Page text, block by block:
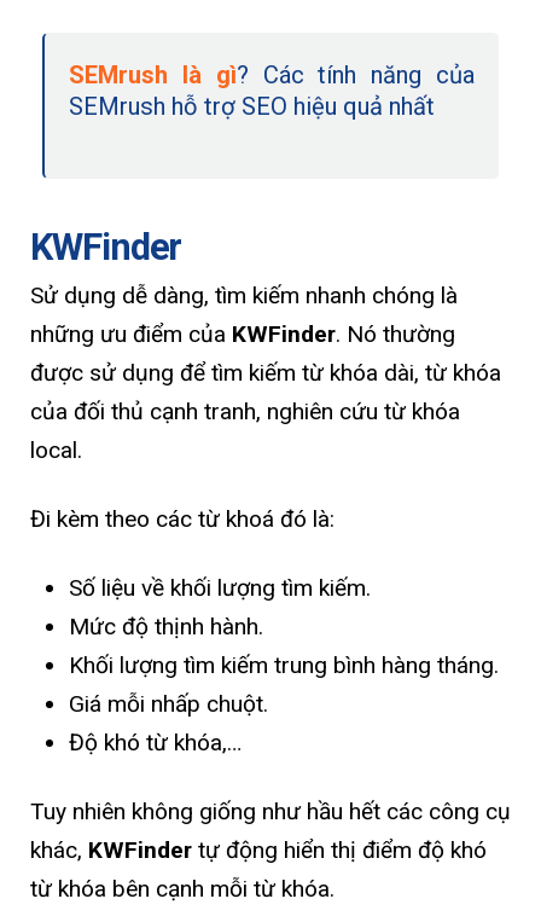
SEMrush là gì? Các tính năng của
SEMrush hỗ trợ SEO hiệu quả nhất
KWFinder
Sử dụng dễ dàng, tìm kiếm nhanh chóng là
những ưu điểm của KWFinder. Nó thường
được sử dụng để tìm kiếm từ khóa dài, từ khóa
của đối thủ cạnh tranh, nghiên cứu từ khóa
local.
Đi kèm theo các từ khoá đó là:
Số liệu về khối lượng tìm kiếm.
Mức độ thịnh hành.
Khối lượng tìm kiếm trung bình hàng tháng.
Giá mỗi nhấp chuột.
Độ khó từ khóa,…
Tuy nhiên không giống như hầu hết các công cụ
khác, KWFinder tự động hiển thị điểm độ khó
từ khóa bên cạnh mỗi từ khóa.